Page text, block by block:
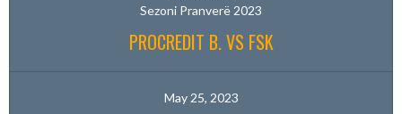
Sezoni Pranverë 2023
PROCREDIT B. VS FSK
May 25, 2023